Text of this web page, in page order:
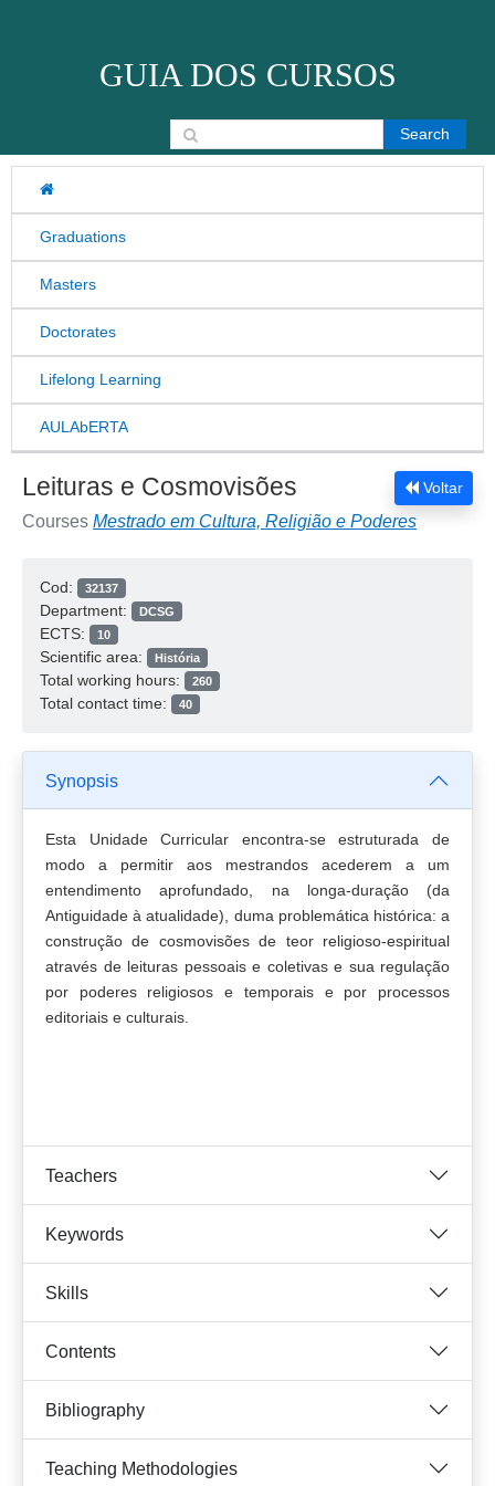
GUIA DOS CURSOS
Graduations
Masters
Doctorates
Lifelong Learning
AULAbERTA
Search for:
Voltar
Leituras e Cosmovisões
Courses Mestrado em Cultura, Religião e Poderes
Cod: 32137
Department: DCSG
ECTS: 10
Scientific area: História
Total working hours: 260
Total contact time: 40
Synopsis
Esta Unidade Curricular encontra-se estruturada de
modo a permitir aos mestrandos acederem a um
entendimento aprofundado, na longa-duração (da
Antiguidade à atualidade), duma problemática histórica: a
construção de cosmovisões de teor religioso-espiritual
através de leituras pessoais e coletivas e sua regulação
por poderes religiosos e temporais e por processos
editoriais e culturais.
Teachers
Keywords
Skills
Contents
Bibliography
Teaching Methodologies